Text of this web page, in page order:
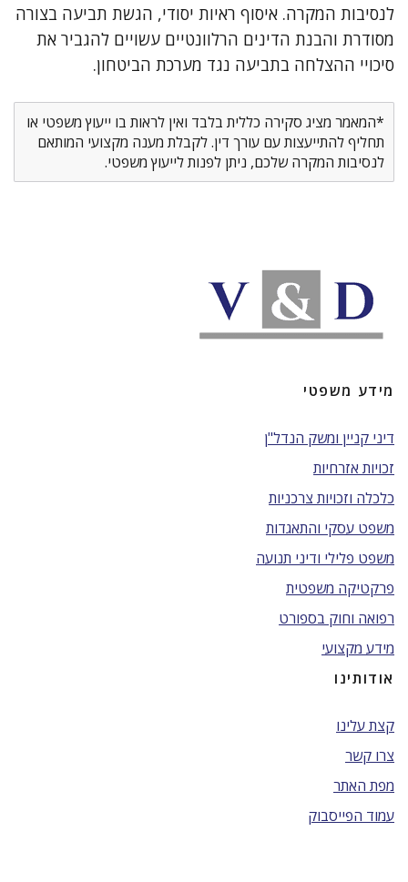
לנסיבות המקרה. איסוף ראיות יסודי, הגשת תביעה בצורה
מסודרת והבנת הדינים הרלוונטיים עשויים להגביר את
סיכויי ההצלחה בתביעה נגד מערכת הביטחון.
*המאמר מציג סקירה כללית בלבד ואין לראות בו ייעוץ משפטי או
תחליף להתייעצות עם עורך דין. לקבלת מענה מקצועי המותאם
לנסיבות המקרה שלכם, ניתן לפנות לייעוץ משפטי.
מידע משפטי
דיני קניין ומשק הנדל"ן
זכויות אזרחיות
כלכלה וזכויות צרכניות
משפט עסקי והתאגדות
משפט פלילי ודיני תנועה
פרקטיקה משפטית
רפואה וחוק בספורט
מידע מקצועי
אודותינו
קצת עלינו
צרו קשר
מפת האתר
עמוד הפייסבוק